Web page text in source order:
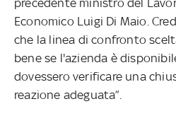
Economico Luigi Di Maio.
che la linea di confronto
bene se l'azienda è
dovessero verificare una
reazione adeguata”.